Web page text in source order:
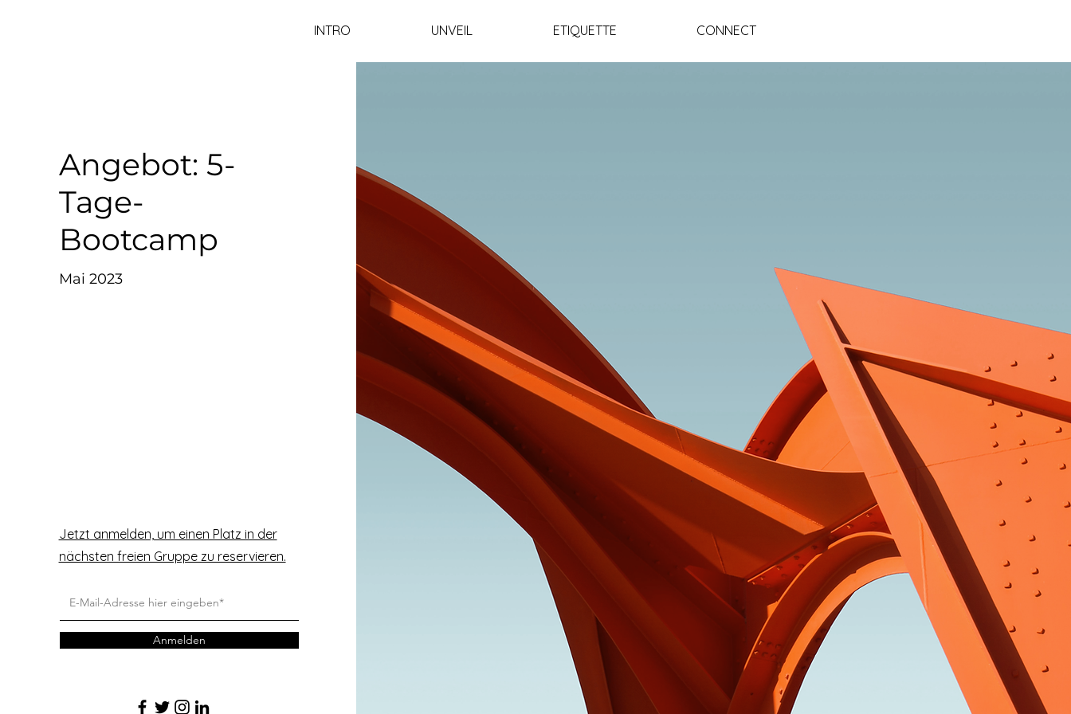
INTRO UNVEIL ETIQUETTE CONNECT
Angebot: 5-
Tage-
Bootcamp
Mai 2023
Jetzt anmelden, um einen Platz in der
nächsten freien Gruppe zu reservieren.
Anmelden